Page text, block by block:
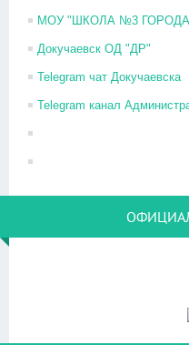
МОУ "ШКОЛА №3
Докучаевск ОД "ДР"
Telegram чат Докучаевска
Telegram канал